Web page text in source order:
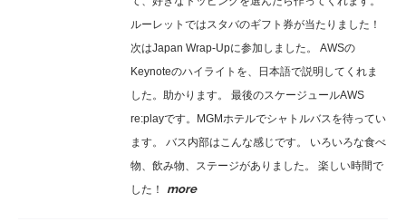
ルーレットではスタバのギフト券が当たりました！
次はJapan Wrap-Upに参加しました。 AWSの
Keynoteのハイライトを、日本語で説明してくれま
した。助かります。 最後のスケージュールAWS
re:playです。MGMホテルでシャトルバスを待ってい
ます。 バス内部はこんな感じです。 いろいろな食べ
物、飲み物、ステージがありました。 楽しい時間で
した！
more